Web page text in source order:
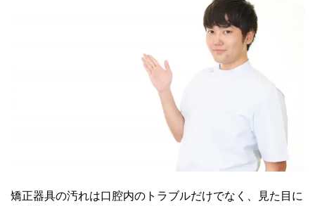
矯正器具の汚れは口腔内のトラブルだけでなく、見た目に